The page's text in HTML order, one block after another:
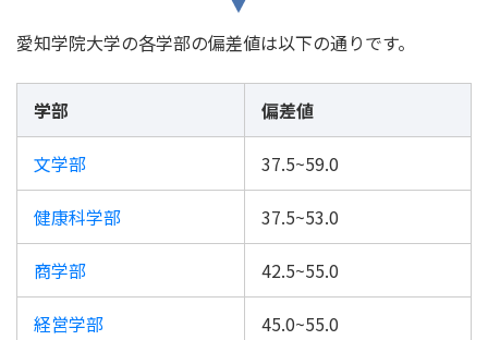
愛知学院大学の各学部の偏差値は以下の通りです。
学部 偏差値
文学部 37.5~59.0
健康科学部 37.5~53.0
商学部 42.5~55.0
経営学部 45.0~55.0